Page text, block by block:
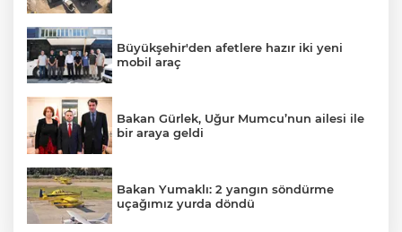
Büyükşehir'den afetlere hazır iki yeni
mobil araç
Bakan Gürlek, Uğur Mumcu’nun ailesi ile
bir araya geldi
Bakan Yumaklı: 2 yangın söndürme
uçağımız yurda döndü